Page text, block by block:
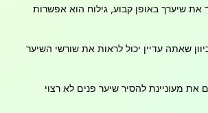
את שיערך באופן קבוע, גילוח הוא אפשרות
שאתה עדיין יכול לראות את שורשי השיער
את מעוניינת להסיר שיער פנים לא רצוי